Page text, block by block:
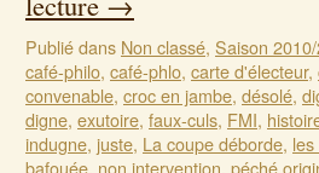
Publié dans Non classé, Saison
café-philo, café-phlo, carte d'électeur,
convenable, croc en jambe, désolé,
digne, exutoire, faux-culs, FMI,
indugne, juste, La coupe déborde,
bafouée, non intervention, péché